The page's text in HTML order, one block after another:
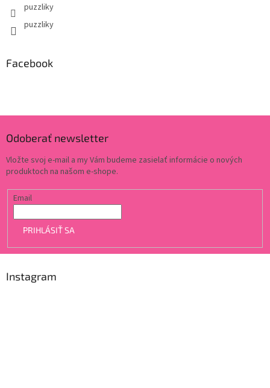
puzzliky
puzzliky
Facebook
Odoberať newsletter
Vložte svoj e-mail a my Vám budeme zasielať informácie o nových
produktoch na našom e-shope.
Email
PRIHLÁSIŤ SA
Instagram